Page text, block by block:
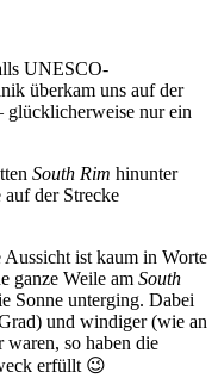
UNESCO-
überkam uns auf der
glücklicherweise nur ein
South Rim hinunter
auf der Strecke
ist kaum in Worte
ganze Weile am South
Sonne unterging. Dabei
und windiger (wie an
waren, so haben die
erfüllt 😉